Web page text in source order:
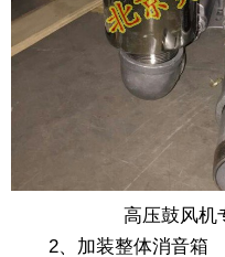
高压鼓风机
2、加装整体消音箱